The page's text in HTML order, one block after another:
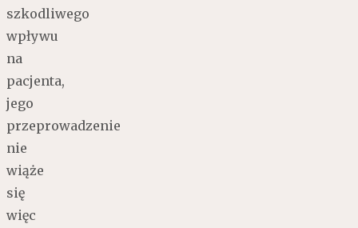
szkodliwego
wpływu
na
pacjenta,
jego
przeprowadzenie
nie
wiąże
się
więc